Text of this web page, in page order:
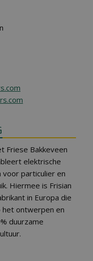
Friese Bakkeveen
elektrische
particulier en
Hiermee is Frisian
in Europa die
het ontwerpen en
duurzame